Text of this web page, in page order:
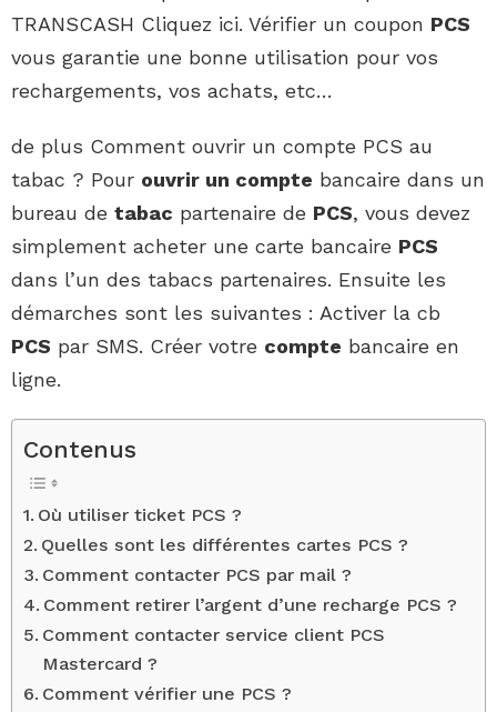
TRANSCASH Cliquez ici. Vérifier un coupon PCS
vous garantie une bonne utilisation pour vos
rechargements, vos achats, etc…
de plus Comment ouvrir un compte PCS au
tabac ? Pour ouvrir un compte bancaire dans un
bureau de tabac partenaire de PCS, vous devez
simplement acheter une carte bancaire PCS
dans l’un des tabacs partenaires. Ensuite les
démarches sont les suivantes : Activer la cb
PCS par SMS. Créer votre compte bancaire en
ligne.
Contenus
Où utiliser ticket PCS ?
Quelles sont les différentes cartes PCS ?
Comment contacter PCS par mail ?
Comment retirer l’argent d’une recharge PCS ?
Comment contacter service client PCS
Mastercard ?
Comment vérifier une PCS ?